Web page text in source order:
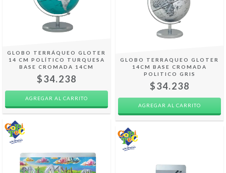
GLOBO TERRÁQUEO GLOTER
14 CM POLÍTICO TURQUESA
BASE CROMADA 14CM
$34.238
GLOBO TERRAQUEO GLOTER
14CM BASE CROMADA
POLITICO GRIS
$34.238